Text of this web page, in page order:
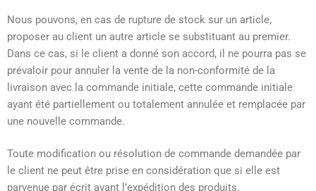
Nous pouvons, en cas de rupture de stock sur un article,
proposer au client un autre article se substituant au premier.
Dans ce cas, si le client a donné son accord, il ne pourra pas se
prévaloir pour annuler la vente de la non-conformité de la
livraison avec la commande initiale, cette commande initiale
ayant été partiellement ou totalement annulée et remplacée par
une nouvelle commande.
Toute modification ou résolution de commande demandée par
le client ne peut être prise en considération que si elle est
parvenue par écrit avant l’expédition des produits.